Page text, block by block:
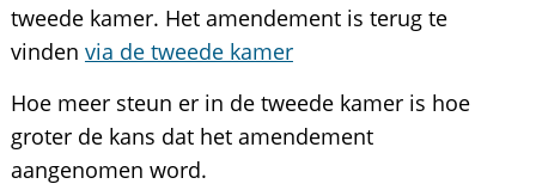
tweede kamer. Het amendement is terug te
vinden via de tweede kamer
Hoe meer steun er in de tweede kamer is hoe
groter de kans dat het amendement
aangenomen word.